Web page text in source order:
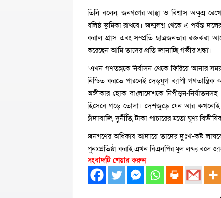
তিনি বলেন, জনগণের আস্থা ও বিশ্বাস অক্ষুন্ন
বলিষ্ঠ ভুমিকা রাখবে। জন্মলগ্ন থেকে এ পর্যন্ত
করাল গ্রাস এবং সম্প্রতি ছাত্রজনতার রক্তঝরা
করেছেন আমি তাদের প্রতি জানাচ্ছি গভীর শ্রদ্ধা।
‘এখন গণতন্ত্রকে নির্বাসন থেকে ফিরিয়ে আনার
নিশ্চিত করতে পারলেই দেড়যুগ ব্যাপী
অঙ্গীকার হোক বাংলাদেশকে নিপীড়ন-
হিসেবে গড়ে তোলা। দেশজুড়ে যেন আর কখনোই
চাঁদাবাজি, দুর্নীতি, টাকা পাচারের মতো ঘৃণ্য
জনগণের অধিকার আদায়ে তাদের দুঃখ-কষ্ট লাঘবে
পুনঃপ্রতিষ্ঠা করাই এখন বিএনপির মুল লক্ষ্য বলে
সংবাদটি শেয়ার করুন